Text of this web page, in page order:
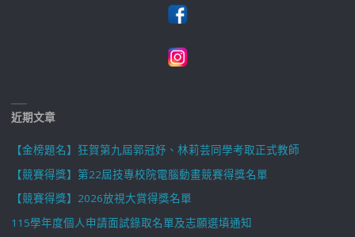
近期文章
【金榜題名】狂賀第九屆郭冠妤、林莉芸同學考取正式教師
【競賽得獎】第22屆技專校院電腦動畫競賽得獎名單
【競賽得獎】2026放視大賞得獎名單
115學年度個人申請面試錄取名單及志願選填通知